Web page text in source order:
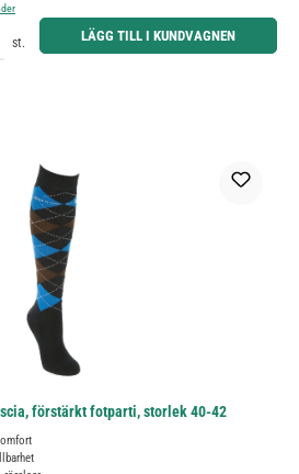
eller använd knapparna för att öka eller minska kvantiteten.
st. LÄGG TILL I KUNDVAGNEN
förstärkt fotparti, storlek 40-42